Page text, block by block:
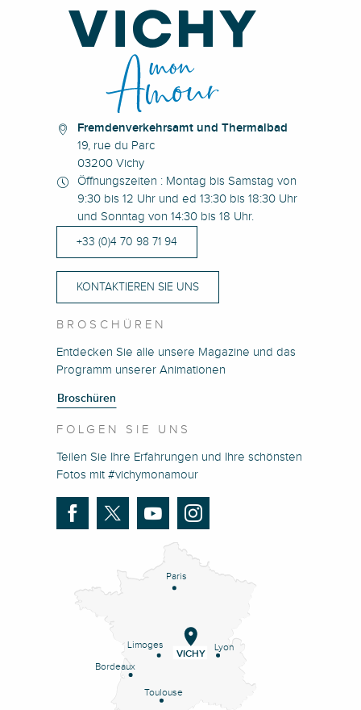
Fremdenverkehrsamt und Thermalbad
19, rue du Parc
03200 Vichy
Öffnungszeiten : Montag bis Samstag von
9:30 bis 12 Uhr und ed 13:30 bis 18:30 Uhr
und Sonntag von 14:30 bis 18 Uhr.
+33 (0)4 70 98 71 94
KONTAKTIEREN SIE UNS
BROSCHÜREN
Entdecken Sie alle unsere Magazine und das
Programm unserer Animationen
Broschüren
FOLGEN SIE UNS
Teilen Sie Ihre Erfahrungen und Ihre schönsten
Fotos mit #vichymonamour
Paris
Lyon
Limoges
Bordeaux
Toulouse
VICHY